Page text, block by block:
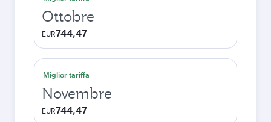
Ottobre
EUR744,47
Miglior tariffa
Novembre
EUR744,47